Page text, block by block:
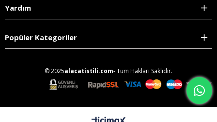
Yardım
Popüler Kategoriler
© 2025alacatistili.com- Tüm Hakları Saklıdır.